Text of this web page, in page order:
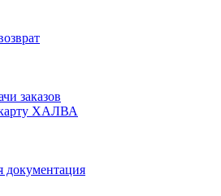
заказов
ХАЛВА
документация